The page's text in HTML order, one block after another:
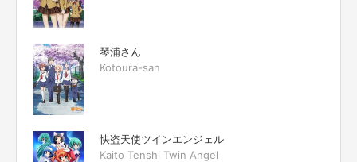
琴浦さん
Kotoura-san
快盗天使ツインエンジェル
Kaito Tenshi Twin Angel